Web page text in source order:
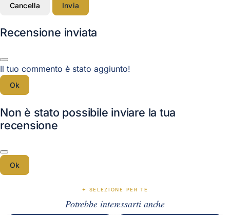
Cancella Invia
Recensione inviata
Il tuo commento è stato aggiunto!
Ok
Non è stato possibile inviare la tua
recensione
Ok
✦ SELEZIONE PER TE
Potrebbe interessarti anche